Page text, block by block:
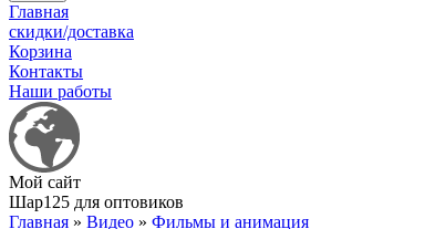
Главная
скидки/доставка
Корзина
Контакты
Наши работы
Мой сайт
Шар125 для оптовиков
Главная » Видео » Фильмы и анимация